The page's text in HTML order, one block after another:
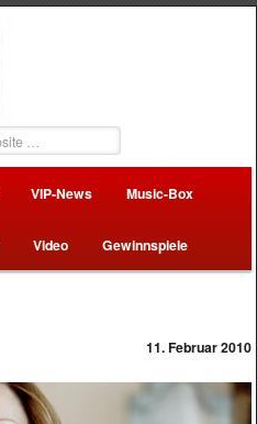
VIP-News Music-Box
Video Gewinnspiele
11. Februar 2010